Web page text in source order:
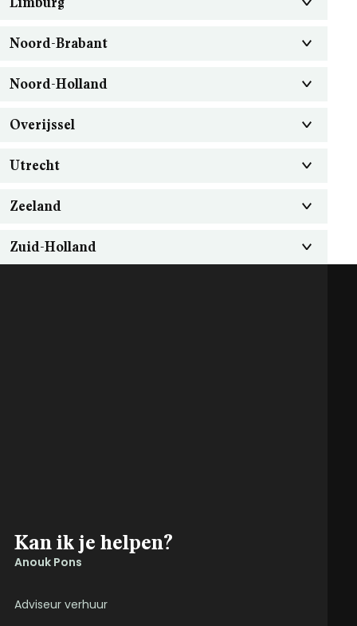
Noord-Brabant
Noord-Holland
Overijssel
Utrecht
Zeeland
Zuid-Holland
Kan ik je helpen?
Anouk Pons
Adviseur verhuur